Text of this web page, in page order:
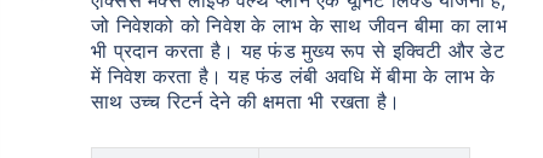
जो निवेशको को निवेश के लाभ के साथ जीवन बीमा का लाभ
भी प्रदान करता है। यह फंड मुख्य रूप से इक्विटी और डेट
में निवेश करता है। यह फंड लंबी अवधि में बीमा के लाभ के
साथ उच्च रिटर्न देने की क्षमता भी रखता है।